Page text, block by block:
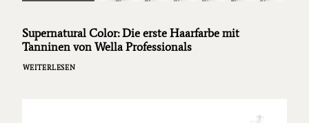
Supernatural Color: Die erste Haarfarbe mit
Tanninen von Wella Professionals
WEITERLESEN